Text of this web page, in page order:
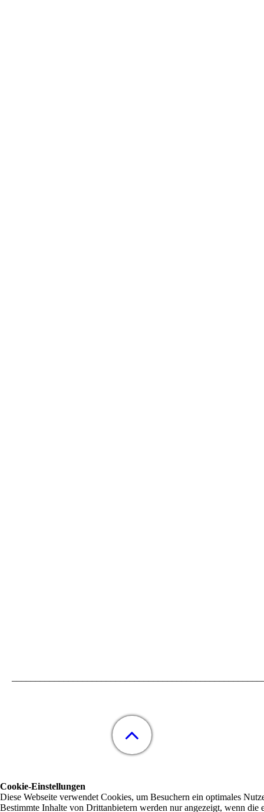
Cookie-Einstellungen
Diese Webseite verwendet Cookies, um Besuchern ein optimales
Bestimmte Inhalte von Drittanbietern werden nur angezeigt, wenn die